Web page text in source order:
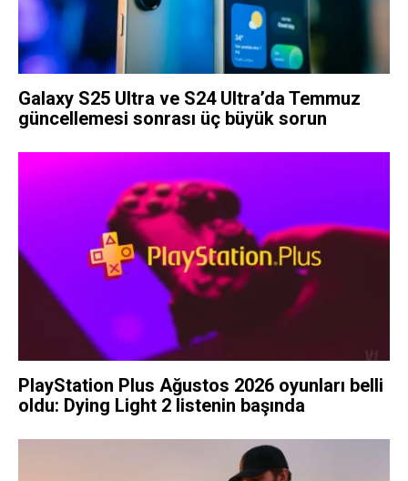
Galaxy S25 Ultra ve S24 Ultra’da Temmuz
güncellemesi sonrası üç büyük sorun
PlayStation Plus Ağustos 2026 oyunları belli
oldu: Dying Light 2 listenin başında